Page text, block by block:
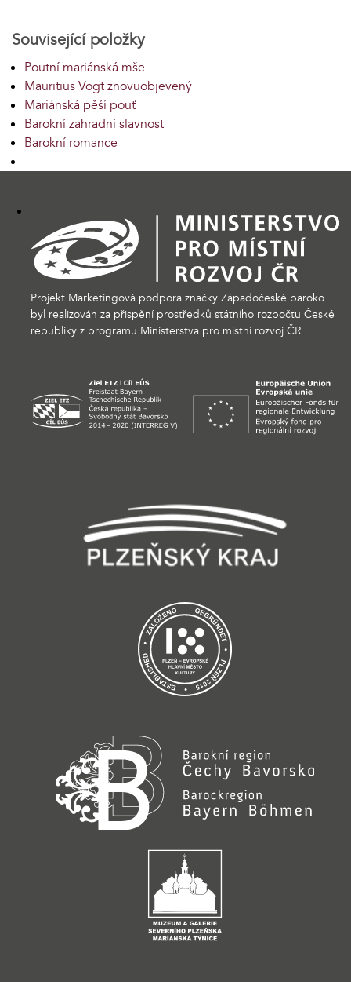
Související položky
Poutní mariánská mše
Mauritius Vogt znovuobjevený
Mariánská pěší pouť
Barokní zahradní slavnost
Barokní romance
Projekt Marketingová podpora značky Západočeské baroko
byl realizován za přispění prostředků státního rozpočtu České
republiky z programu Ministerstva pro místní rozvoj ČR.